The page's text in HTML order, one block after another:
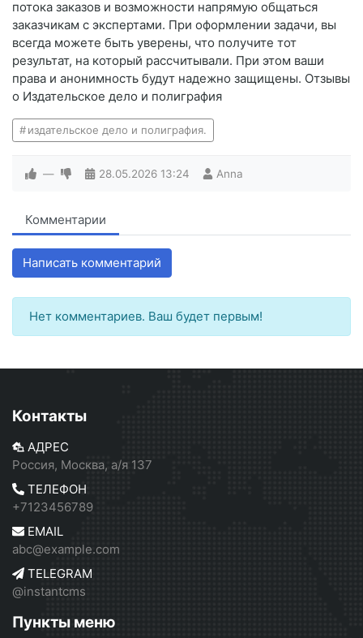
потока заказов и возможности напрямую общаться
заказчикам с экспертами. При оформлении задачи, вы
всегда можете быть уверены, что получите тот
результат, на который рассчитывали. При этом ваши
права и анонимность будут надежно защищены. Отзывы
о Издательское дело и полиграфия
издательское дело и полиграфия.
— 28.05.2026 13:24 Anna
Комментарии
Написать комментарий
Нет комментариев. Ваш будет первым!
Контакты
АДРЕС
Россия, Москва, а/я 137
ТЕЛЕФОН
+7123456789
EMAIL
abc@example.com
TELEGRAM
@instantcms
Пункты меню